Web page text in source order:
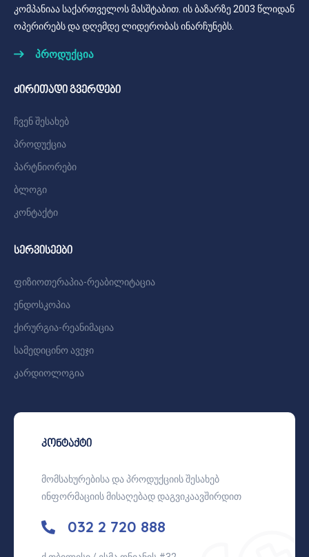
კომპანიაა საქართველოს მასშტაბით. ის ბაზარზე 2003 წლიდან
ოპერირებს და დღემდე ლიდერობას ინარჩუნებს.
პროდუქცია
ძირითადი გვერდები
ჩვენ შესახებ
პროდუქცია
პარტნიორები
ბლოგი
კონტაქტი
სერვისეები
ფიზიოთერაპია-რეაბილიტაცია
ენდოსკოპია
ქირურგია-რეანიმაცია
სამედიცინო ავეჯი
კარდიოლოგია
კონტაქტი
მომსახურებისა და პროდუქციის შესახებ
ინფორმაციის მისაღებად დაგვიკაავშირდით
032 2 720 888